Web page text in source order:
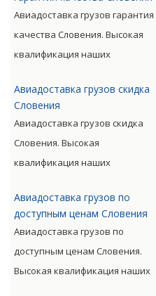
позволяет мастерски
обслуживать перевозки всех
категории грузов.
Авиадоставка грузов гарантия
качества Словения. Высокая
квалификация наших
специальную подготовку,
позволяет мастерски
обслуживать перевозки всех
категории грузов.
Авиадоставка грузов скидка
Словения
Авиадоставка грузов скидка
Словения. Высокая
квалификация наших
специальную подготовку,
позволяет мастерски
обслуживать перевозки всех
видов, включая опасные
категории грузов.
Авиадоставка грузов по
доступным ценам Словения
Авиадоставка грузов по
доступным ценам Словения.
Высокая квалификация наших